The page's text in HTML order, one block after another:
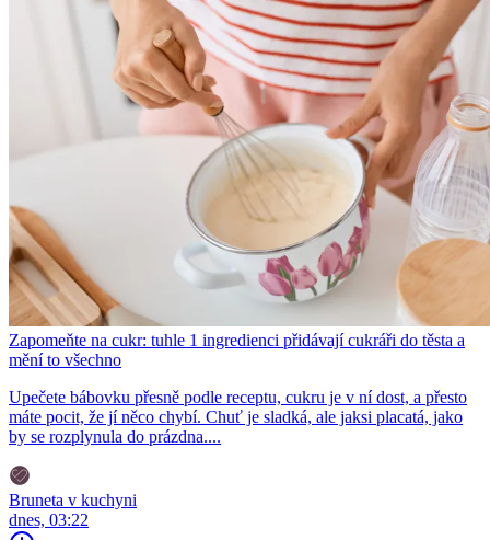
Zapomeňte na cukr: tuhle 1 ingredienci přidávají cukráři do těsta a
mění to všechno
Upečete bábovku přesně podle receptu, cukru je v ní dost, a přesto
máte pocit, že jí něco chybí. Chuť je sladká, ale jaksi placatá, jako
by se rozplynula do prázdna....
Bruneta v kuchyni
dnes, 03:22